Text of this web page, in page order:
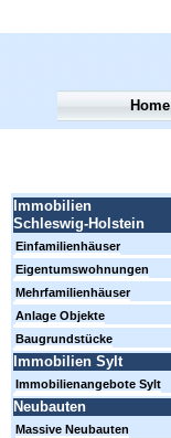
Home
Immobilien
Schleswig-Holstein
Einfamilienhäuser
Eigentumswohnungen
Mehrfamilienhäuser
Anlage Objekte
Baugrundstücke
Immobilien Sylt
Immobilienangebote Sylt
Neubauten
Massive Neubauten